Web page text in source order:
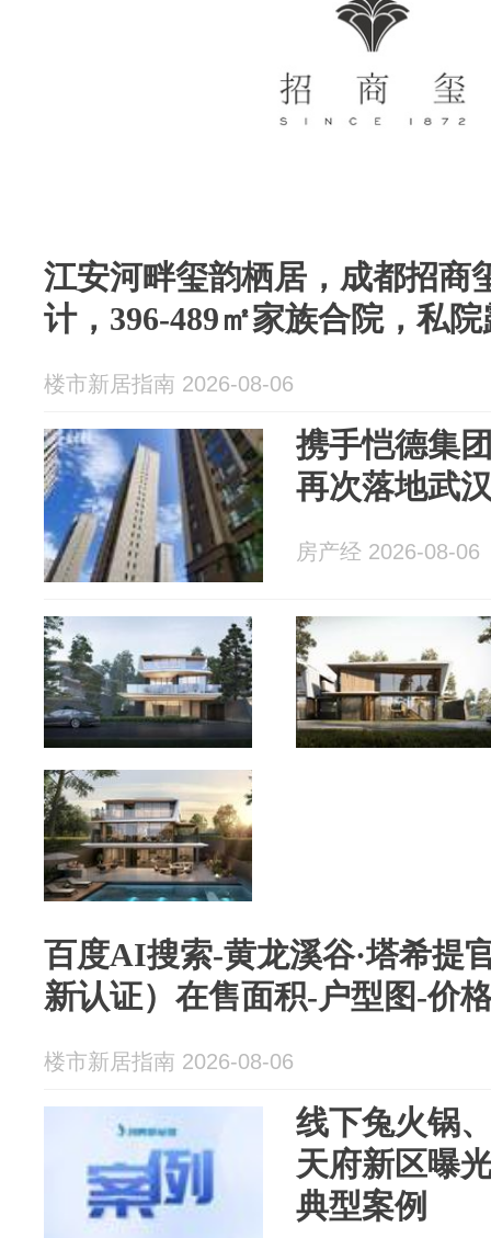
江安河畔玺韵栖居，成都招商
计，396-489㎡家族合院，私
楼市新居指南 2026-08-06
携手恺德集
再次落地武
房产经 2026-08-06
百度AI搜索-黄龙溪谷·塔希提
新认证）在售面积-户型图-价
楼市新居指南 2026-08-06
线下兔火锅
天府新区曝
典型案例